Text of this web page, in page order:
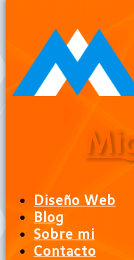
contenido
Diseño Web
Blog
Sobre mi
Contacto